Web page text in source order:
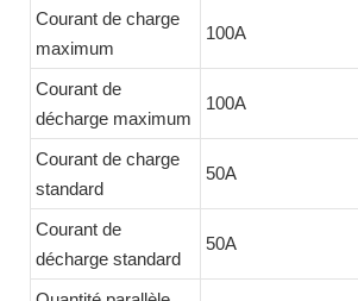
Courant de charge
maximum
100A
Courant de
décharge maximum
100A
Courant de charge
standard
50A
Courant de
décharge standard
50A